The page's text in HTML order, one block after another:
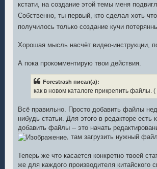
щ
н
е
кстати, на создание этой темы меня
Собственно, ты первый, кто сделал хоть
получилось только создание кучи
Хорошая мысль насчёт видео-инструкции,
А пока прокомментирую твои действия.
Forestrash писал(а):
как в новом каталоге прикрепить файлы.
Всё правильно. Просто добавить файлы
нибудь статьи. Для этого в редакторе есть
добавить файлы -- это начать
, там загрузить нужный
Теперь же что касается конкретно твоей
же для каждого производителя китайского